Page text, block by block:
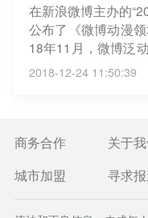
在新浪微博主办的
公布了《微博动漫
18年11月，微博泛
户3126万，头部
3.5亿。年度新增
2018-12-24 11:50:39
商务合作 关于
城市加盟
寻求报